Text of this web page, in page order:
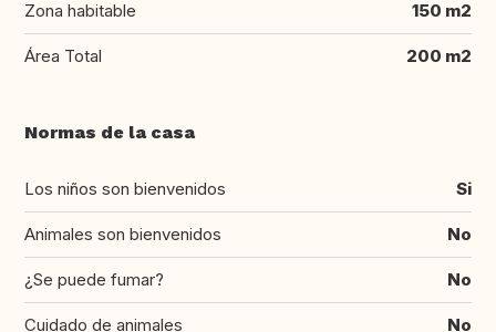
Zona habitable 150 m2
Área Total 200 m2
Normas de la casa
Los niños son bienvenidos Si
Animales son bienvenidos No
¿Se puede fumar? No
Cuidado de animales No